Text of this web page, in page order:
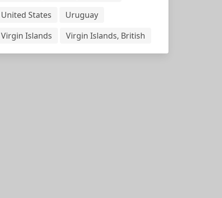
United States
Uruguay
Virgin Islands
Virgin Islands, British